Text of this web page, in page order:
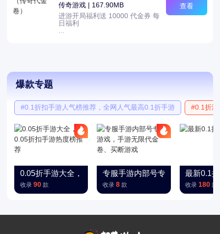
传奇游戏 | 167.90MB
进游开局福利送 10000 代金券 每
日福利
查看
爆款专题
#0.1折扣手游人气榜推荐，全网人气最高0.1折手游 #0.1折
0.05折手游大全，0.05折扣手游热度榜推荐
收录 90 款
专服手游内部号专服游戏，手游
收录 8 款
最新0.1
收录 180 款